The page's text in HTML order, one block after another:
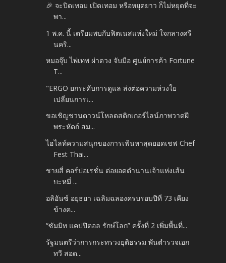
🎉 จะปิดเทอม เปิดเทอม หรือหยุดยาว ก็ไม่หยุดที่จะ
พา...
1 พ.ค. นี้ เตรียมพบกับฟิตเนสแห่งใหม่ ใจกลางศรี
นคริ...
หมอจุ๊บ ไพ่เทพ ผ่าดวง จับมือ ศูนย์การค้า Fortune
T...
"ERGO ยกระดับการดูแล ส่งต่อความห่วงใย
เปลี่ยนการเ...
ขอเชิญชวนดาวน์โหลดสติกเกอร์ไลน์ภาพวาดฝี
พระหัตถ์ สม...
ไฮไลท์ความสนุกของการเฟ้นหาสุดยอดเชฟ Chef
Fest Thai...
ชายสี่ คอร์ปอเรชั่น ต่อยอดตำนานเจ้าแห่งเส้น
บะหมี่ ...
อลิอันซ์ อยุธยา เฉลิมฉลองครบรอบปีที่ 73 เคียง
ข้างค...
“ซัมมิท แคปปิตอล รักษ์โลก” ครั้งที่ 2 เพิ่มพื้นที่...
รัฐมนตรีว่าการกระทรวงยุติธรรม พันตํารวจเอก
ทวี สอด...